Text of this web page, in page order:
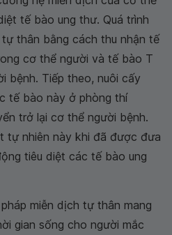
tế bào ung thư. Quá trình
thân bằng cách thu nhận tế
cơ thể người và tế bào T
bệnh. Tiếp theo, nuôi cấy
tế bào này ở phòng thí
trở lại cơ thể người bệnh.
tự nhiên này khi đã được đưa
tiêu diệt các tế bào ung
miễn dịch tự thân mang
gian sống cho người mắc